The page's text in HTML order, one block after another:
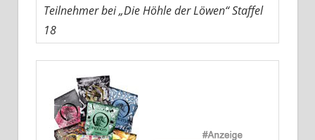
Teilnehmer bei „Die Höhle der Löwen“ Staffel
18